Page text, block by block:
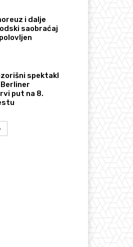
i dalje
saobraćaj
spektakl
put na 8.